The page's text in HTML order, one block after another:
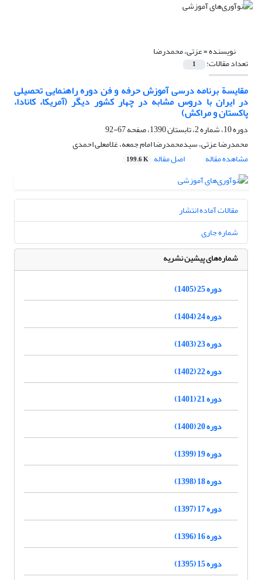
نویسنده =عزتی، محمدرضا
تعداد مقالات: 1
مقایسة برنامه درسی آموزش حرفه و فن دوره راهنمایی تحصیلی
در ایران با دروس مشابه در چهار کشور دیگر (آمریکا، کانادا،
پاکستان و مراکش)
دوره 10، شماره 2، تابستان 1390، صفحه
67-92
محمدرضا عزتی، سیدمحمدرضا امام جمعه، غلامعلی احمدی
مشاهده مقاله
اصل مقاله 199.6 K
مقالات آماده انتشار
شماره جاری
شماره‌های پیشین نشریه
دوره 25 (1405)
دوره 24 (1404)
دوره 23 (1403)
دوره 22 (1402)
دوره 21 (1401)
دوره 20 (1400)
دوره 19 (1399)
دوره 18 (1398)
دوره 17 (1397)
دوره 16 (1396)
دوره 15 (1395)